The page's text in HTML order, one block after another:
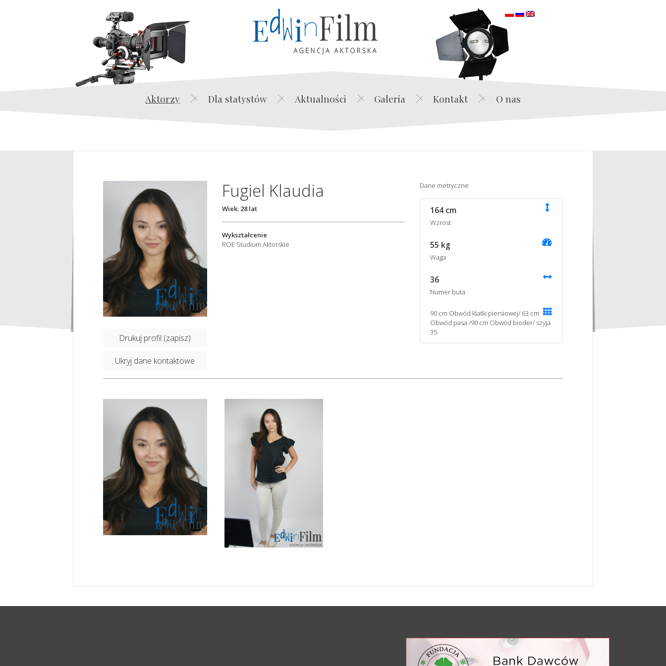
Edwin Film Agencja Aktorska
Aktorzy Dla statystów Aktualności Galeria Kontakt O nas
Drukuj profil (zapisz)
Ukryj dane kontaktowe
Fugiel Klaudia
Wiek: 28 lat
Wykształcenie
ROE Studium Aktorskie
Dane metryczne
164 cm
Wzrost
55 kg
Waga
36
Numer buta
90 cm Obwód klatki piersiowej/ 63 cm
Obwód pasa /90 cm Obwód bioder/ szyja
35